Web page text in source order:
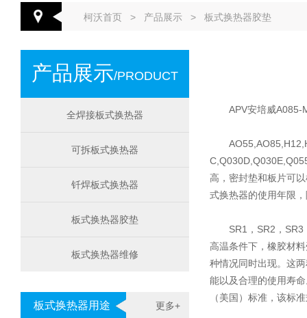
柯沃首页 > 产品展示 > 板式换热器胶垫
产品展示/PRODUCT
全焊接板式换热器
可拆板式换热器
钎焊板式换热器
板式换热器胶垫
板式换热器维修
更多+
板式换热器用途
APV安培威A085-
高，密封垫和板片可
式换热器的使用年限
SR1，SR2，
高温条件下，橡胶材
种情况同时出现。这
能以及合理的使用寿
（美国）标准，该标